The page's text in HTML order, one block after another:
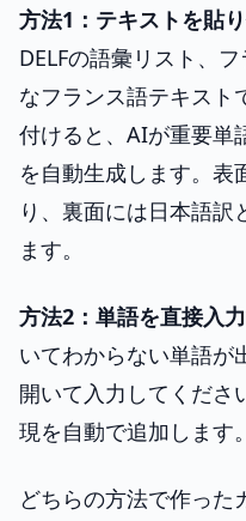
方法1：テキストを貼り
DELFの語彙リスト、
なフランス語テキスト
付けると、AIが重要単
を自動生成します。表
り、裏面には日本語
ます。
方法2：単語を直接入力
いてわからない単語が
開いて入力してくださ
現を自動で追加します。
どちらの方法で作った